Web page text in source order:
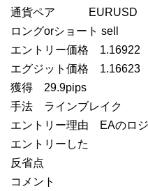
通貨ペア EURUSD
ロングorショート sell
エントリー価格 1.16922
エグジット価格 1.16623
獲得 29.9pips
手法 ラインブレイク
エントリー理由 EAのロ
エントリーした
反省点
コメント